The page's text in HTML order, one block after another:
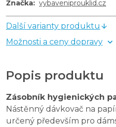
Značka: vybaveniprouklid.cz
Další varianty produktu
Možnosti a ceny dopravy
Popis produktu
Zásobník hygienických
Nástěnný dávkovač na
určený především pro